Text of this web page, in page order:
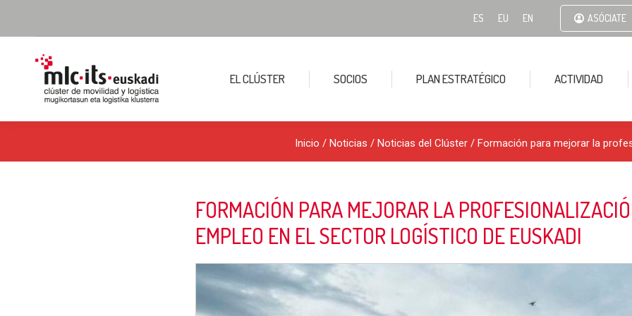
ES EU EN ASÓCIATE
EL CLÚSTER SOCIOS PLAN ESTRATÉGICO ACTIVIDAD
Inicio / Noticias / Noticias del Clúster / Formación para mejorar la
FORMACIÓN PARA MEJORAR LA
EMPLEO EN EL SECTOR LOGÍSTICO DE EUSKADI